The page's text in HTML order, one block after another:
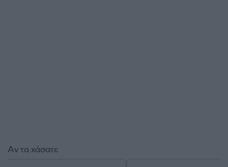
Αν τα χάσατε